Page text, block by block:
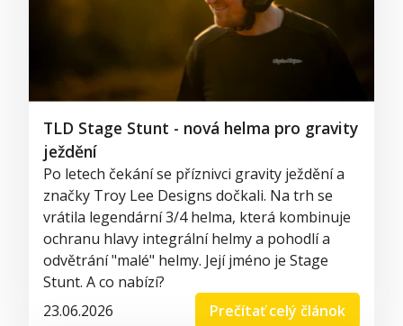
TLD Stage Stunt - nová helma pro gravity
ježdění
Po letech čekání se příznivci gravity ježdění a
značky Troy Lee Designs dočkali. Na trh se
vrátila legendární 3/4 helma, která kombinuje
ochranu hlavy integrální helmy a pohodlí a
odvětrání "malé" helmy. Její jméno je Stage
Stunt. A co nabízí?
23.06.2026
Prečítať celý článok